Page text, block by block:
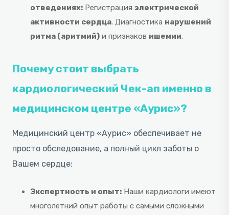
отведениях: Регистрация электрической
активности сердца. Диагностика нарушений
ритма (аритмий) и признаков ишемии.
Почему стоит выбрать
кардиологический Чек-ап именно в
медицинском центре «Аурис»?
Медицинский центр «Аурис» обеспечивает не
просто обследование, а полный цикл заботы о
Вашем сердце:
Экспертность и опыт: Наши кардиологи имеют
многолетний опыт работы с самыми сложными